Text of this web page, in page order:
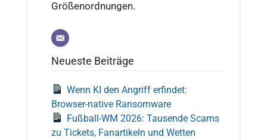
Größenordnungen.
Neueste Beiträge
Wenn KI den Angriff erfindet:
Browser-native Ransomware
Fußball-WM 2026: Tausende Scams
zu Tickets, Fanartikeln und Wetten